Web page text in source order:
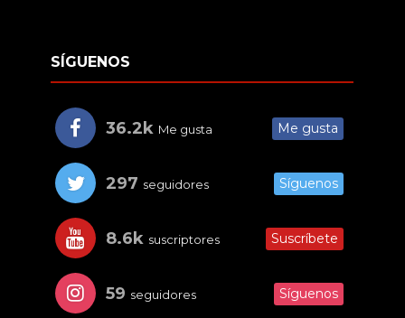
SÍGUENOS
36.2k Me gusta Me gusta
297 seguidores Síguenos
8.6k suscriptores Suscríbete
59 seguidores Síguenos